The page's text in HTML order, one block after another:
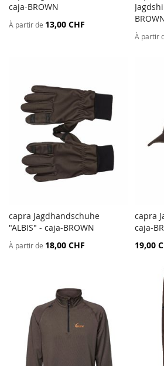
Ajouter au panier
AJOUTER
caja-BROWN
À partir de 13,00 CHF
À partir
Ajouter au panier
AJOUTER
capra Jagdhandschuhe
"ALBIS" - caja-BROWN
À partir de 18,00 CHF
capra
caja-
19,00